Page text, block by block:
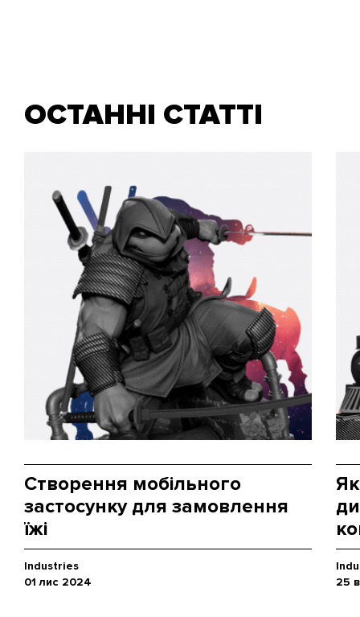
ОСТАННІ СТАТТІ
Створення мобільного
застосунку для замовлення
їжі
Industries
01 лис 2024
25